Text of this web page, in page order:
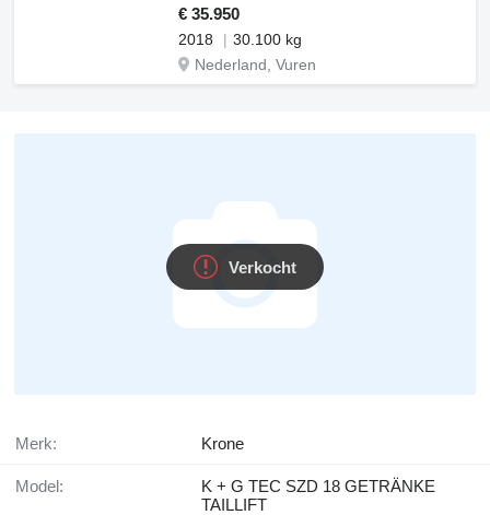
€ 35.950
2018
30.100 kg
Nederland, Vuren
Verkocht
Merk: Krone
Model:
K + G TEC SZD 18 GETRÄNKE
TAILLIFT